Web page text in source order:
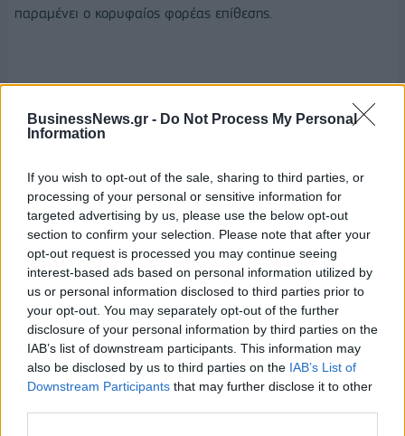
BusinessNews.gr - Do Not Process My Personal
Information
If you wish to opt-out of the sale, sharing to third parties, or
processing of your personal or sensitive information for
targeted advertising by us, please use the below opt-out
section to confirm your selection. Please note that after your
opt-out request is processed you may continue seeing
interest-based ads based on personal information utilized by
us or personal information disclosed to third parties prior to
your opt-out. You may separately opt-out of the further
disclosure of your personal information by third parties on the
IAB’s list of downstream participants. This information may
also be disclosed by us to third parties on the IAB’s List of
Downstream Participants that may further disclose it to other
παραμένει ο κορυφαίος φορέας επίθεσης.
ΠΑΠΑΣΤΕΡΓΙΟΥ ΔΗΜΗΤΡΗΣ